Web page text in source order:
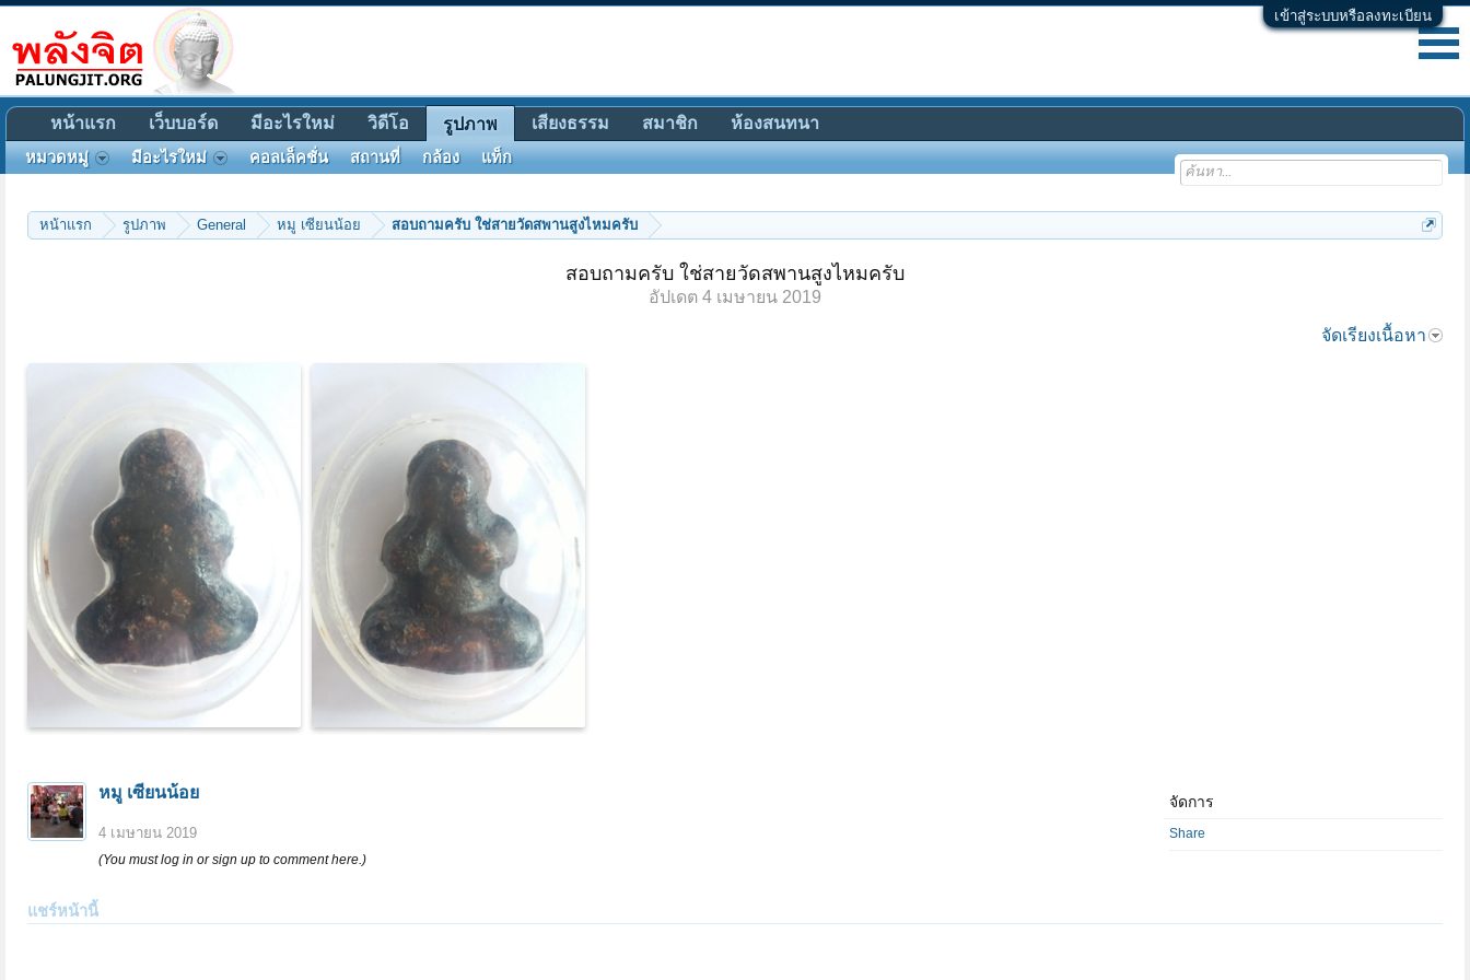
เข้าสู่ระบบหรือลงทะเบียน
หน้าแรก รูปภาพ General หมู เซียนน้อย สอบถามครับ ใช่สายวัดสพานสูงไหมครับ
สอบถามครับ ใช่สายวัดสพานสูงไหมครับ
อัปเดต 4 เมษายน 2019
จัดเรียงเนื้อหา
หมู เซียนน้อย
4 เมษายน 2019
(You must log in or sign up to comment here.)
จัดการ
Share
แชร์หน้านี้
หน้าแรก เว็บบอร์ด มีอะไรใหม่ วิดีโอ รูปภาพ
หมวดหมู่ มีอะไรใหม่ คอลเล็คชั่น สถานที่ กล้อง แท็ก
เสียงธรรม สมาชิก ห้องสนทนา